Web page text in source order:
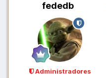
fededb
Administradores